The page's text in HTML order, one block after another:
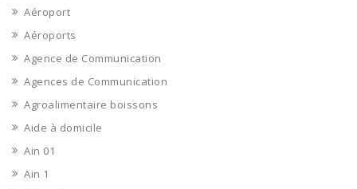
Aéroport
Aéroports
Agence de Communication
Agences de Communication
Agroalimentaire boissons
Aide à domicile
Ain 01
Ain 1